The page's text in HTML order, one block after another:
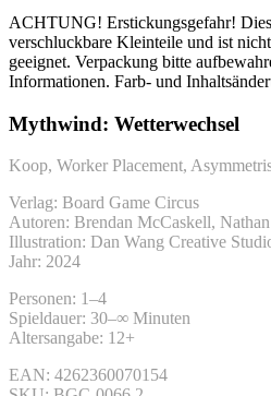
ACHTUNG! Erstickungsgefahr!
verschluckbare Kleinteile und ist
geeignet. Verpackung bitte
Informationen. Farb- und
Mythwind: Wetterwechsel
Koop, Worker Placement,
Verlag: Board Game Circus
Autoren: Brendan McCaskell,
Illustration: Dan Wang Creative
Jahr: 2024
Personen: 1–4
Spieldauer: 30–∞ Minuten
Altersangabe: 12+
EAN: 4262360070154